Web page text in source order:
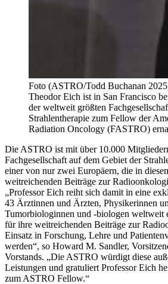
Foto (ASTRO/Todd Buchanan
Theodor Eich ist in San Francisco
der weltweit größten
Strahlentherapie zum Fellow der
Radiation Oncology (FASTRO)
Die ASTRO ist mit über 10.000
Fachgesellschaft auf dem Gebiet der
einer von nur zwei Europäern, die in
weitreichenden Beiträge zur
„Professor Eich reiht sich damit in eine
43 Ärztinnen und Ärzten, Physikerinnen
Tumorbiologinnen und -biologen weltweit
für ihre weitreichenden Beiträge zur
Einsatz in Forschung, Lehre und
werden“, so Howard M. Sandler,
Vorstands. „Die ASTRO würdigt diese
Leistungen und gratuliert Professor Eich
zum ASTRO Fellow.“